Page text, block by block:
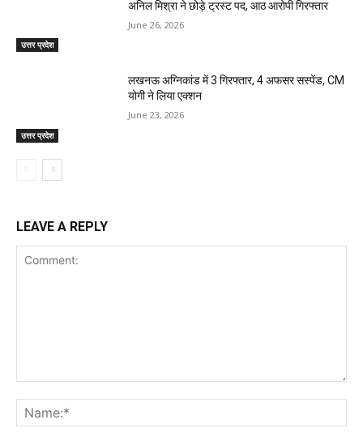
उत्तर प्रदेश
अनिल मिश्रा ने छोड़े ट्रस्ट पद, आठ आरोपी गिरफ्तार
June 26, 2026
उत्तर प्रदेश
लखनऊ अग्निकांड में 3 गिरफ्तार, 4 अफसर सस्पेंड, CM
योगी ने लिया एक्शन
June 23, 2026
LEAVE A REPLY